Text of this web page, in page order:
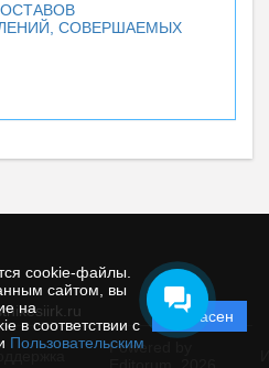
cookie-файлы.
сайтом, вы
на
в соответствии с
Пользовательским
Согласен
СОВЕРШАЕМЫХ
Powered by